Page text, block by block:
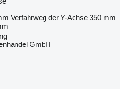
Verfahrweg der Y-Achse 350 mm
GmbH